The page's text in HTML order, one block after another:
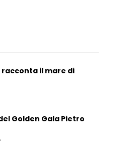
racconta il mare di
Golden Gala Pietro